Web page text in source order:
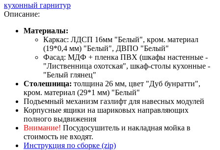
кухонный гарнитур
Описание:
Материалы:
Каркас: ЛДСП 16мм "Белый", кром. материал
(19*0,4 мм) "Белый", ДВПО "Белый"
Фасад: МДФ + пленка ПВХ (шкафы настенные -
"Лиственница охотская", шкаф-столы кухонные -
"Белый глянец"
Столешница: толщина 26 мм, цвет "Дуб бунратти",
кром. материал (29*1 мм) "Белый"
Подъемный механизм газлифт для навесных модулей
Корпусные ящики на шариковых направляющих
полного выдвижения
Внимание! Посудосушитель и накладная мойка в
стоимость не входят.
Инструкция по сборке (zip)